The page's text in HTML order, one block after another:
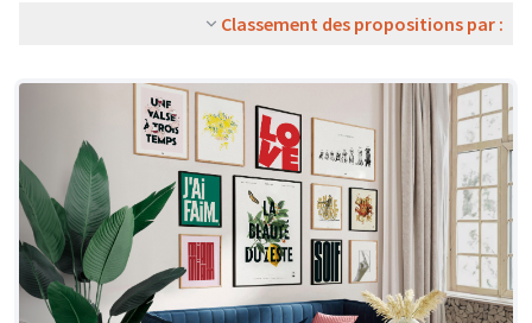
Classement des propositions par :